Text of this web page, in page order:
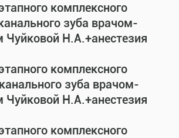
комплексного
зуба врачом-
Чуйковой Н.А.+анестезия
комплексного
зуба врачом-
Чуйковой Н.А.+анестезия
комплексного